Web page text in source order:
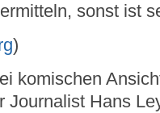
sonst ist
)
komischen
Journalist Hans